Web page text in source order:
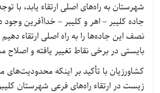
شهرستان به راه‌های اصلی ارتقاء یابد، با
جاده کلیبر – اهر و کلیبر – خداآفرین وجود
نصف این جاده‌ها را به راه اصلی ارتقاء
بایستی در برخی نقاط تغییر یافته و اصلاح
کشاورزیان با تأکید بر اینکه محدودیت‌های
زیست در ارتقاء راه‌های فرعی شهرستان